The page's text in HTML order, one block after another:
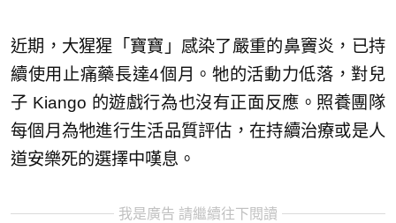
近期，大猩猩「寶寶」感染了嚴重的鼻竇炎，已持
續使用止痛藥長達4個月。牠的活動力低落，對兒
子 Kiango 的遊戲行為也沒有正面反應。照養團隊
每個月為牠進行生活品質評估，在持續治療或是人
道安樂死的選擇中嘆息。
我是廣告 請繼續往下閱讀